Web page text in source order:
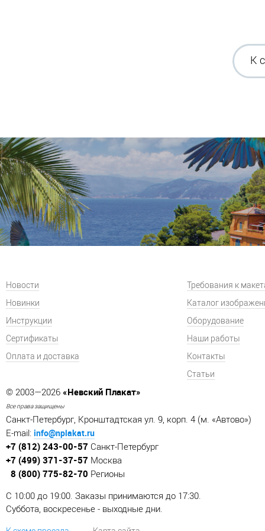
К
Новости
Новинки
Инструкции
Сертификаты
Оплата и доставка
Требования к
Каталог
Оборудование
Наши работы
Контакты
Статьи
© 2003—2026 «Невский Плакат»
Все права защищены
Санкт-Петербург, Кронштадтская ул. 9, корп. 4 (м. «Автово»)
E-mail: info@nplakat.ru
+7 (812) 243-00-57 Санкт-Петербург
+7 (499) 371-37-57 Москва
8 (800) 775-82-70 Регионы
C 10:00 до 19:00. Заказы принимаются до 17:30.
Суббота, воскресенье - выходные дни.